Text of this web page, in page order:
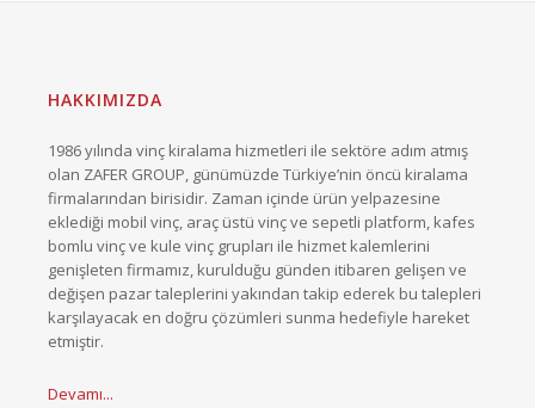
HAKKIMIZDA
1986 yılında vinç kiralama hizmetleri ile sektöre adım atmış
olan ZAFER GROUP, günümüzde Türkiye’nin öncü kiralama
firmalarından birisidir. Zaman içinde ürün yelpazesine
eklediği mobil vinç, araç üstü vinç ve sepetli platform, kafes
bomlu vinç ve kule vinç grupları ile hizmet kalemlerini
genişleten firmamız, kurulduğu günden itibaren gelişen ve
değişen pazar taleplerini yakından takip ederek bu talepleri
karşılayacak en doğru çözümleri sunma hedefiyle hareket
etmiştir.
Devamı...